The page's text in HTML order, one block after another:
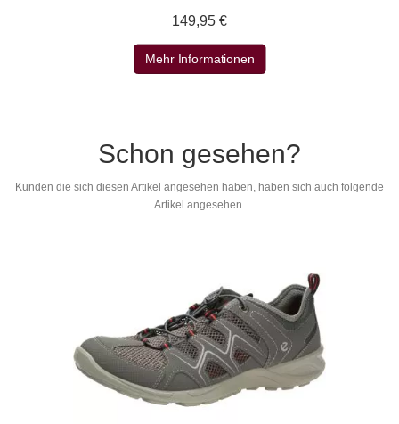
149,95 €
Mehr Informationen
Schon gesehen?
Kunden die sich diesen Artikel angesehen haben, haben sich auch folgende
Artikel angesehen.